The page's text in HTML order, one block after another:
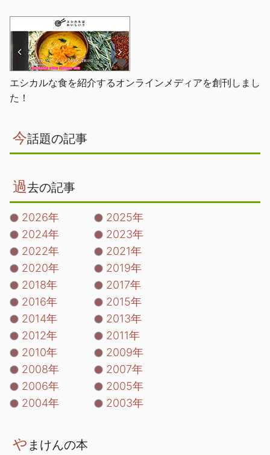
エシカルな食を紹介するオンラインメディアを創刊しまし
た！
今話題の記事
過去の記事
2026年
2025年
2024年
2023年
2022年
2021年
2020年
2019年
2018年
2017年
2016年
2015年
2014年
2013年
2012年
2011年
2010年
2009年
2008年
2007年
2006年
2005年
2004年
2003年
や まけんの本